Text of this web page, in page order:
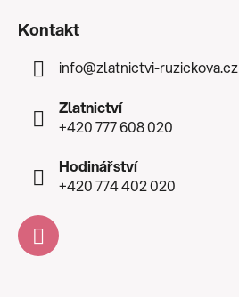
Kontakt
info@zlatnictvi-ruzickova.cz
Zlatnictví
+420 777 608 020
Hodinářství
+420 774 402 020